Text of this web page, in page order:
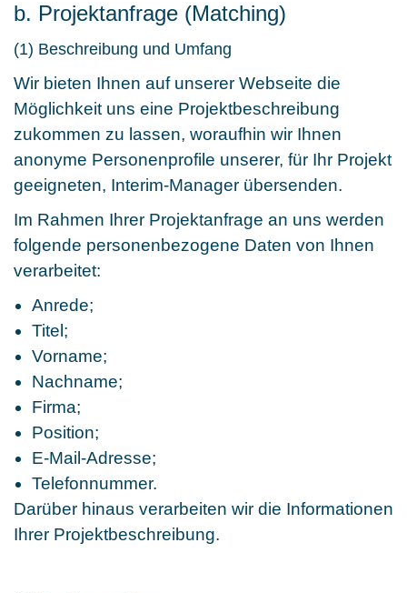
b. Projektanfrage (Matching)
(1) Beschreibung und Umfang
Wir bieten Ihnen auf unserer Webseite die
Möglichkeit uns eine Projektbeschreibung
zukommen zu lassen, woraufhin wir Ihnen
anonyme Personenprofile unserer, für Ihr Projekt
geeigneten, Interim-Manager übersenden.
Im Rahmen Ihrer Projektanfrage an uns werden
folgende personenbezogene Daten von Ihnen
verarbeitet:
Anrede;
Titel;
Vorname;
Nachname;
Firma;
Position;
E-Mail-Adresse;
Telefonnummer.
Darüber hinaus verarbeiten wir die Informationen
Ihrer Projektbeschreibung.